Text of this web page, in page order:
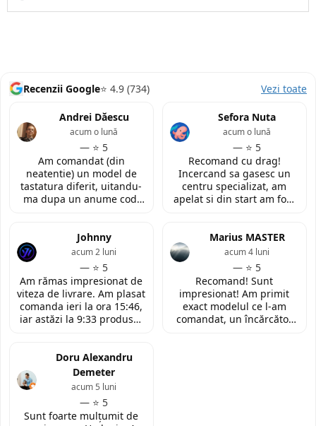
Recenzii Google⭐ 4.9 (734) Vezi toate
Andrei Dăescu
— ⭐ 5
acum o lună
Am comandat (din
neatentie) un model de
tastatura diferit, uitandu-
ma dupa un anume cod.
contactat in urma cererii
de retur si mi-au oferit
modelul potrivit de
tastatura pentru repararea
laptopului. Nu am ce
reprosa! Serviciu prompt si
de incredere!
Sefora Nuta
— ⭐ 5
acum o lună
Recomand cu drag!
Incercand sa gasesc un
centru specializat, am
apelat si din start am fost
fata locului, am fost placut
impresionata de
amabilitatea si priceperea
personalului. Multumesc
tare mult pentru ajutorul
oferit!
Johnny
— ⭐ 5
acum 2 luni
Am rămas impresionat de
viteza de livrare. Am plasat
comanda ieri la ora 15:46,
iar astăzi la 9:33 produsul
exact conform descrierii,
ambalată corespunzător și
la un preț foarte
toată încrederea!
Marius MASTER
— ⭐ 5
acum 4 luni
Recomand! Sunt
impresionat! Am primit
exact modelul ce l-am
comandat, un încărcător
Doru Alexandru
Demeter
— ⭐ 5
acum 5 luni
Sunt foarte mulțumit de